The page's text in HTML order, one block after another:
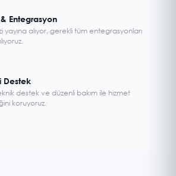
& Entegrasyon
yayına alıyor, gerekli tüm entegrasyonları
Destek
destek ve düzenli bakım ile hizmet
koruyoruz.